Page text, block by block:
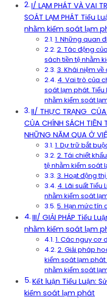
I/ LẠM PHÁT VÀ VAI
SOÁT LẠM PHÁT Tiểu
nhằm kiểm soát lạm
1. Những quan
2. Tác động
sách tiền tệ nhằm
3. Khái niệm
4. Vai trò của
soát lạm phát. Tiểu
nhằm kiểm soát
II/ THỰC TRẠNG
CỦA CHÍNH SÁCH TIỀN
NHỮNG NĂM QUA Ở
1. Dự trữ bắt
2. Tái chiết
tệ nhằm kiểm soát
3. Hoạt động
4. Lãi suất Tiểu
nhằm kiểm soát
5. Hạn mức tín
III/ GIẢI PHÁP Tiểu
nhằm kiểm soát lạm
1. Các nguy cơ
2. Giải pháp
kiểm soát lạm phát
nhằm kiểm soát
Kết luận Tiểu Luận:
kiểm soát lạm phát